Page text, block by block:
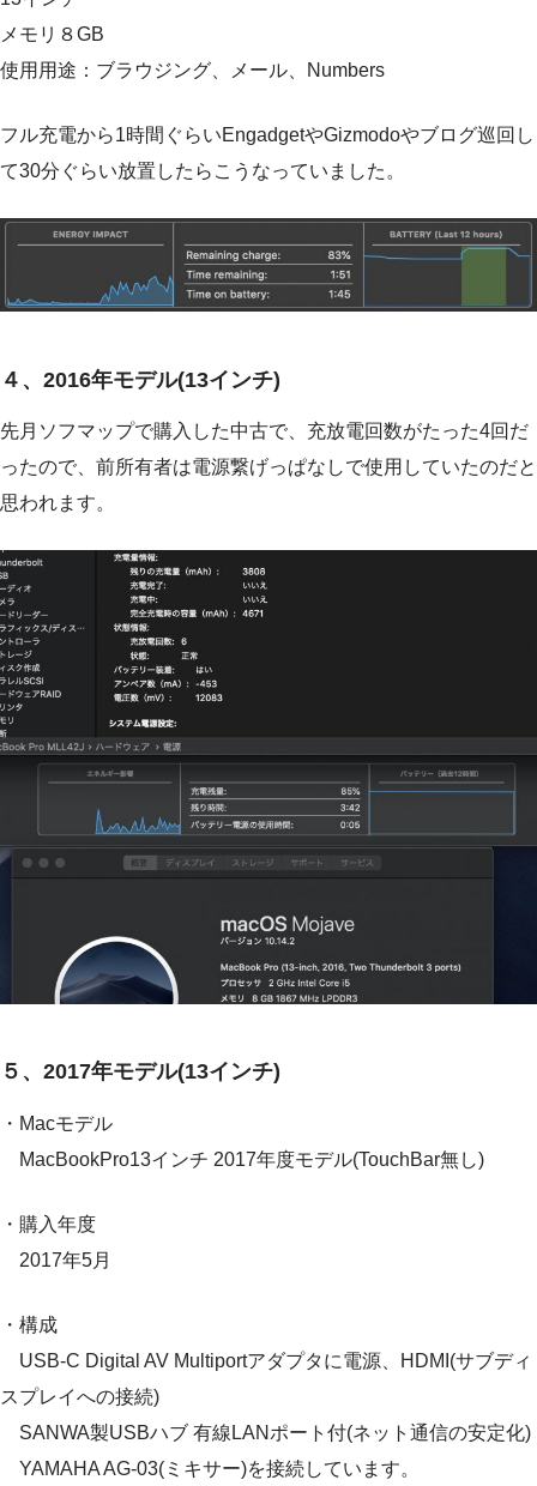
メモリ８GB
使用用途：ブラウジング、メール、Numbers
フル充電から1時間ぐらいEngadgetやGizmodoやブログ巡回し
て30分ぐらい放置したらこうなっていました。
４、2016年モデル(13インチ)
先月ソフマップで購入した中古で、充放電回数がたった4回だ
ったので、前所有者は電源繋げっぱなしで使用していたのだと
思われます。
５、2017年モデル(13インチ)
・Macモデル
MacBookPro13インチ 2017年度モデル(TouchBar無し)
・購入年度
2017年5月
・構成
USB-C Digital AV Multiportアダプタに電源、HDMI(サブディ
スプレイへの接続)
SANWA製USBハブ 有線LANポート付(ネット通信の安定化)
YAMAHA AG-03(ミキサー)を接続しています。